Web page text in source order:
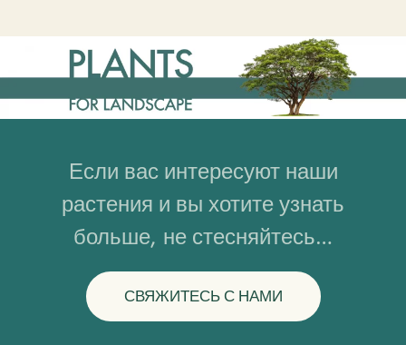
Если вас интересуют наши
растения и вы хотите узнать
больше, не стесняйтесь…
СВЯЖИТЕСЬ С НАМИ